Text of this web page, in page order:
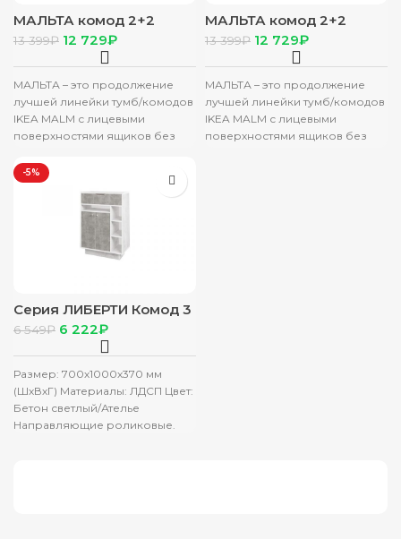
МАЛЬТА комод 2+2
ящика 80х76 Сонома
13 399₽ 12 729₽
МАЛЬТА – это продолжение
лучшей линейки тумб/комодов
IKEA MALM с лицевыми
поверхностями ящиков без
внутренними спилами
МАЛЬТА комод 2+2
ящика 80х76 Белый
13 399₽ 12 729₽
МАЛЬТА – это продолжение
лучшей линейки тумб/комодов
IKEA MALM с лицевыми
поверхностями ящиков без
-5%
Серия ЛИБЕРТИ Комод 3
6 549₽ 6 222₽
Размер: 700х1000х370 мм
(ШхВхГ) Материалы: ЛДСП Цвет:
Бетон светлый/Ателье
Направляющие роликовые.